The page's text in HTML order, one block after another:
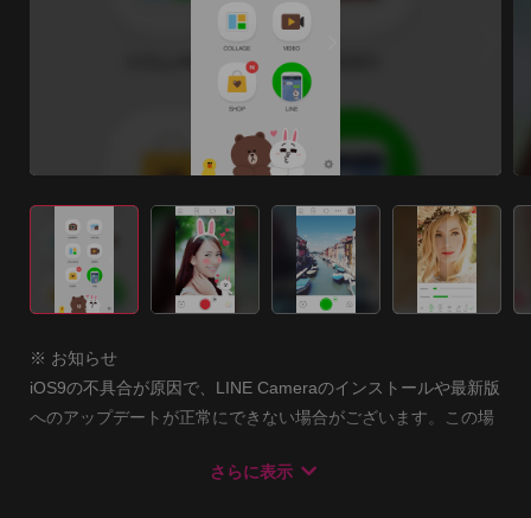
※ お知らせ
iOS9の不具合が原因で、LINE Cameraのインストールや最新版
へのアップデートが正常にできない場合がございます。この場
後に、もう一度お試しください。
さらに表示